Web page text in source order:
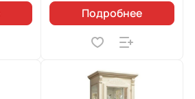
Подробнее